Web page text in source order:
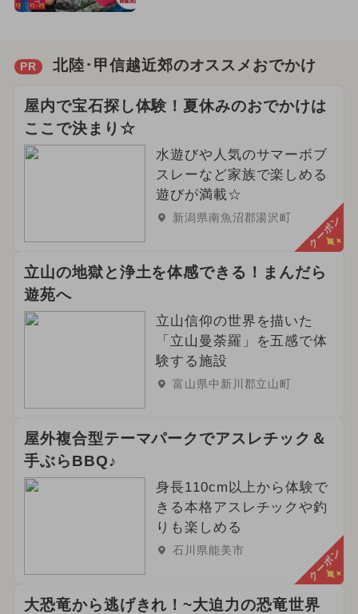
PR 北陸･甲信越近郊のオススメおでかけ
屋内で宝石探し体験！夏休みのおでかけは
ここで決まり☆
水遊びや人気のサマーボブ
スレーなど家族で楽しめる
遊びが満載☆
新潟県南魚沼郡湯沢町 クーポン
立山の地獄と浄土を体感できる！まんだら
遊苑へ
立山信仰の世界を描いた
「立山曼荼羅」を五感で体
験する施設
富山県中新川郡立山町
屋外複合型テーマパークでアスレチック＆
手ぶらBBQ♪
身長110cm以上から体験で
きる本格アスレチックや釣
りも楽しめる
石川県能美市 クーポン
大恐竜から逃げきれ！~大迫力の恐竜世界